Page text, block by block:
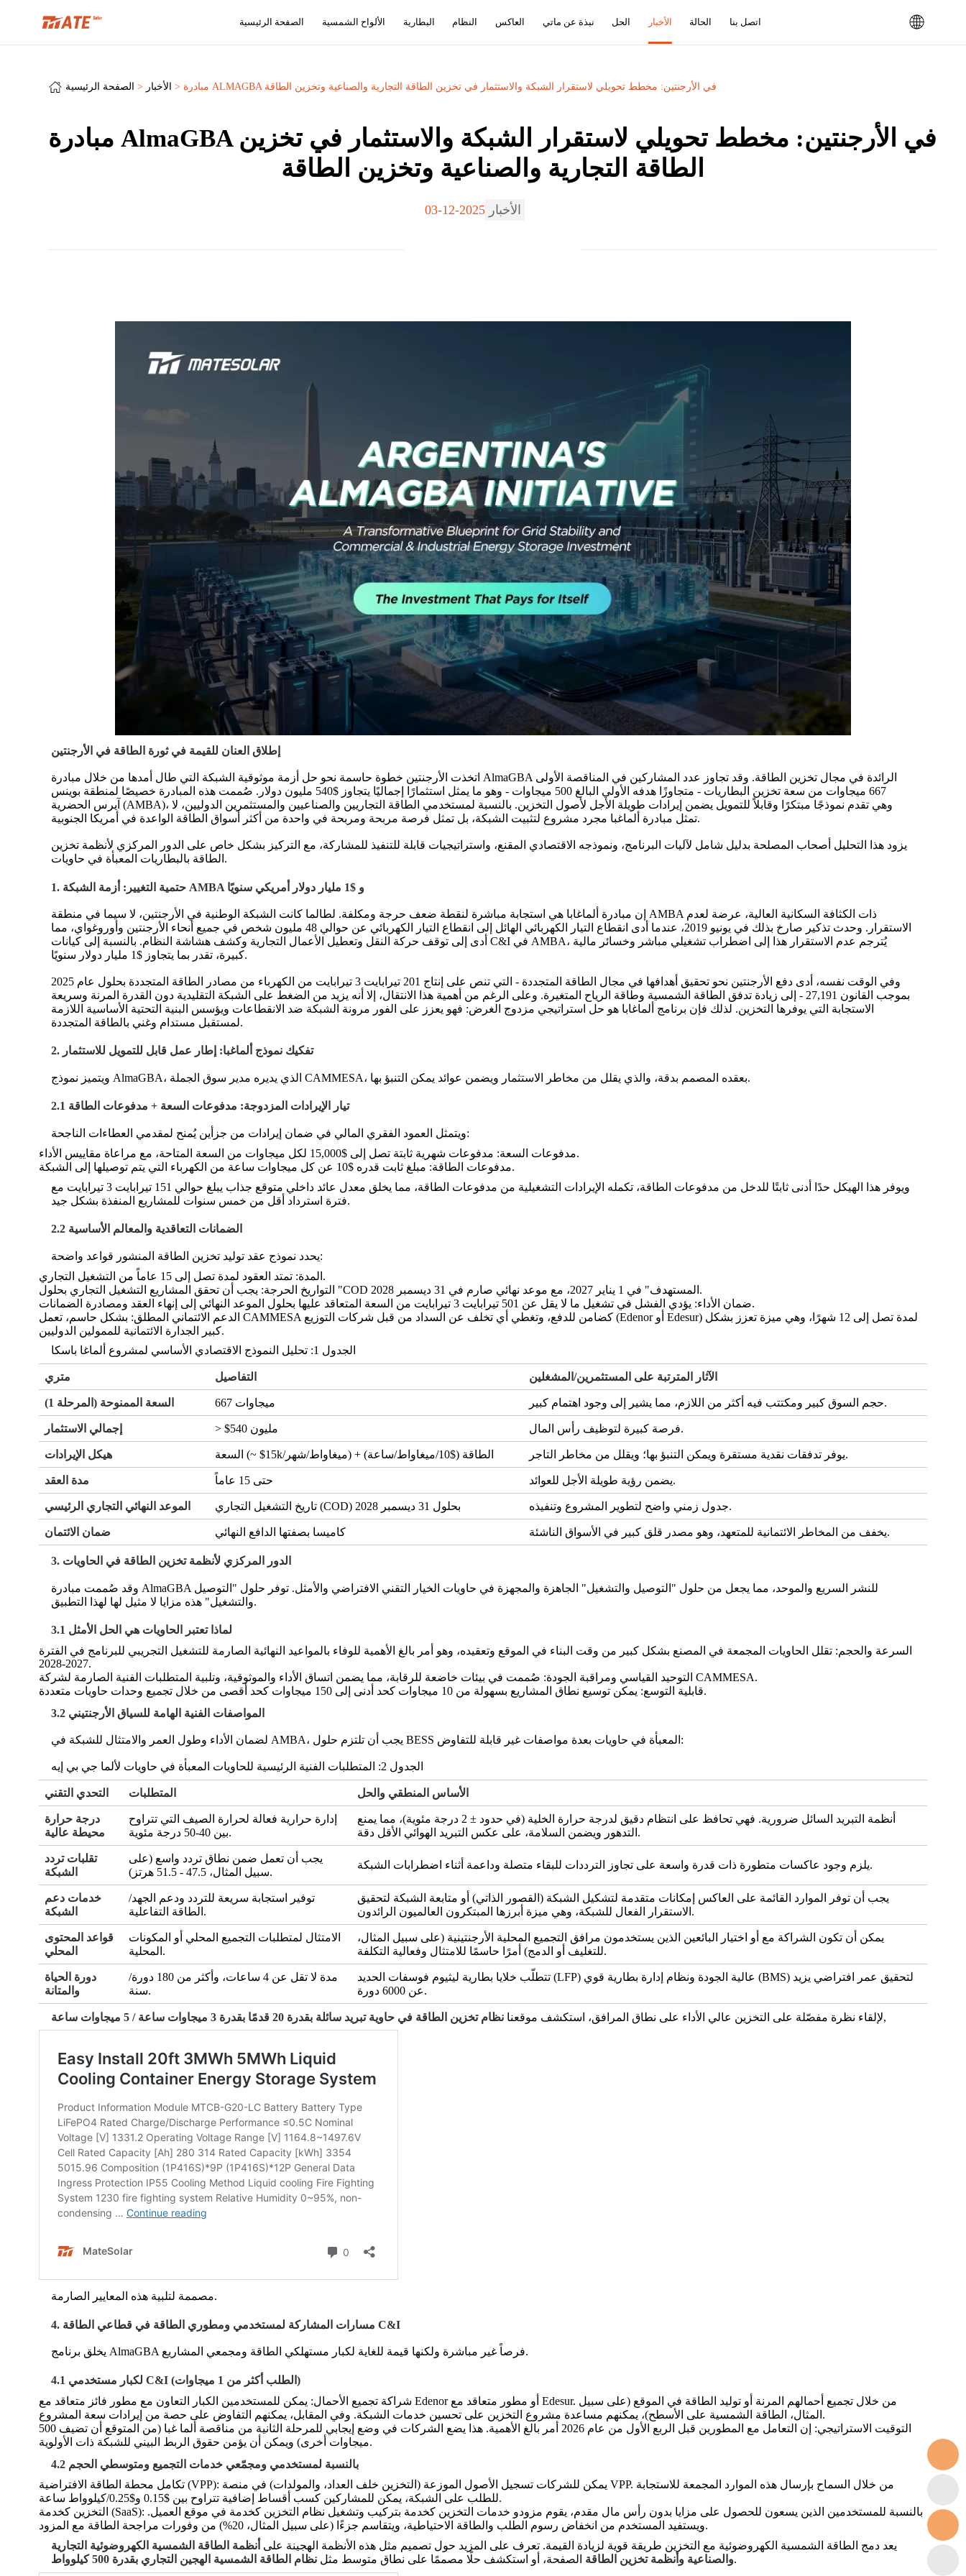
الصفحة الرئيسية الألواح الشمسية البطارية النظام العاكس نبذة عن ماتي الحل الأخبار الحالة اتصل بنا
الصفحة الرئيسية الأخبار مبادرة ALMAGBA في الأرجنتين: مخطط تحويلي لاستقرار الشبكة والاستثمار في تخزين الطاقة التجارية والصناعية وتخزين الطاقة
مبادرة AlmaGBA في الأرجنتين: مخطط تحويلي لاستقرار الشبكة والاستثمار في تخزين
الطاقة التجارية والصناعية وتخزين الطاقة
الأخبار 2025-12-03
إطلاق العنان للقيمة في ثورة الطاقة في الأرجنتين
اتخذت الأرجنتين خطوة حاسمة نحو حل أزمة موثوقية الشبكة التي طال أمدها من خلال مبادرة AlmaGBA الرائدة في مجال تخزين الطاقة. وقد تجاوز عدد المشاركين في المناقصة الأولى
667 ميجاوات من سعة تخزين البطاريات - متجاوزًا هدفه الأولي البالغ 500 ميجاوات - وهو ما يمثل استثمارًا إجماليًا يتجاوز $540 مليون دولار
. صُممت هذه المبادرة خصيصًا لمنطقة بوينس
آيرس الحضرية (AMBA)، وهي تقدم نموذجًا مبتكرًا وقابلاً للتمويل يضمن إيرادات طويلة الأجل لأصول التخزين. بالنسبة لمستخدمي الطاقة التجاريين والصناعيين والمستثمرين الدوليين، لا
تمثل مبادرة ألماغبا مجرد مشروع لتثبيت الشبكة، بل تمثل فرصة مربحة ومربحة في واحدة من أكثر أسواق الطاقة الواعدة في أمريكا الجنوبية.
يزود هذا التحليل أصحاب المصلحة بدليل شامل لآليات البرنامج، ونموذجه الاقتصادي المقنع، واستراتيجيات قابلة للتنفيذ للمشاركة، مع التركيز بشكل خاص على الدور المركزي لأنظمة تخزين
الطاقة بالبطاريات المعبأة في حاويات.
1. حتمية التغيير: أزمة الشبكة AMBA و $1 مليار دولار أمريكي سنويًا
إن مبادرة ألماغابا هي استجابة مباشرة لنقطة ضعف حرجة ومكلفة. لطالما كانت الشبكة الوطنية في الأرجنتين، لا سيما في منطقة AMBA ذات الكثافة السكانية العالية، عرضة لعدم
الاستقرار. وحدث تذكير صارخ بذلك في يونيو 2019، عندما أدى انقطاع التيار الكهربائي الهائل إلى انقطاع التيار الكهربائي عن حوالي 48 مليون شخص في جميع أنحاء الأرجنتين وأوروغواي، مما
أدى إلى توقف حركة النقل وتعطيل الأعمال التجارية وكشف هشاشة النظام. بالنسبة إلى كيانات C&I في AMBA، يُترجم عدم الاستقرار هذا إلى اضطراب تشغيلي مباشر وخسائر مالية
كبيرة، تقدر بما يتجاوز $1 مليار دولار سنويًا.
وفي الوقت نفسه، أدى دفع الأرجنتين نحو تحقيق أهدافها في مجال الطاقة المتجددة - التي تنص على إنتاج 201 تيرابايت 3 تيرابايت من الكهرباء من مصادر الطاقة المتجددة بحلول عام 2025
بموجب القانون 27,191 - إلى زيادة تدفق الطاقة الشمسية وطاقة الرياح المتغيرة
. وعلى الرغم من أهمية هذا الانتقال، إلا أنه يزيد من الضغط على الشبكة التقليدية دون القدرة المرنة وسريعة
الاستجابة التي يوفرها التخزين. لذلك فإن برنامج ألماغابا هو حل استراتيجي مزدوج الغرض: فهو يعزز على الفور مرونة الشبكة ضد الانقطاعات ويؤسس البنية التحتية الأساسية اللازمة
لمستقبل مستدام وغني بالطاقة المتجددة.
2. تفكيك نموذج ألماغبا: إطار عمل قابل للتمويل للاستثمار
ويتميز نموذج AlmaGBA، الذي يديره مدير سوق الجملة CAMMESA، بعقده المصمم بدقة، والذي يقلل من مخاطر الاستثمار ويضمن عوائد يمكن التنبؤ بها.
2.1 تيار الإيرادات المزدوجة: مدفوعات السعة + مدفوعات الطاقة
ويتمثل العمود الفقري المالي في ضمان إيرادات من جزأين يُمنح لمقدمي العطاءات الناجحة:
مدفوعات السعة: مدفوعات شهرية ثابتة تصل إلى $15,000 لكل ميجاوات من السعة المتاحة، مع مراعاة مقاييس الأداء.
مدفوعات الطاقة: مبلغ ثابت قدره $10 عن كل ميجاوات ساعة من الكهرباء التي يتم توصيلها إلى الشبكة.
ويوفر هذا الهيكل حدًا أدنى ثابتًا للدخل من مدفوعات الطاقة، تكمله الإيرادات التشغيلية من مدفوعات الطاقة، مما يخلق معدل عائد داخلي متوقع جذاب يبلغ حوالي 151 تيرابايت 3 تيرابايت مع
فترة استرداد أقل من خمس سنوات للمشاريع المنفذة بشكل جيد.
2.2 الضمانات التعاقدية والمعالم الأساسية
يحدد نموذج عقد توليد تخزين الطاقة المنشور قواعد واضحة:
المدة: تمتد العقود لمدة تصل إلى 15 عاماً من التشغيل التجاري.
التواريخ الحرجة: يجب أن تحقق المشاريع التشغيل التجاري بحلول "COD المستهدف" في 1 يناير 2027، مع موعد نهائي صارم في 31 ديسمبر 2028.
ضمان الأداء: يؤدي الفشل في تشغيل ما لا يقل عن 501 تيرابايت 3 تيرابايت من السعة المتعاقد عليها بحلول الموعد النهائي إلى إنهاء العقد ومصادرة الضمانات.
الدعم الائتماني المطلق: بشكل حاسم، تعمل CAMMESA كضامن للدفع، وتغطي أي تخلف عن السداد من قبل شركات التوزيع (Edenor أو Edesur) لمدة تصل إلى 12 شهرًا، وهي ميزة تعزز بشكل
كبير الجدارة الائتمانية للممولين الدوليين.
الجدول 1: تحليل النموذج الاقتصادي الأساسي لمشروع ألماغا باسكا
متري التفاصيل الآثار المترتبة على المستثمرين/المشغلين
السعة الممنوحة (المرحلة 1) 667 ميجاوات حجم السوق كبير ومكتتب فيه أكثر من اللازم، مما يشير إلى وجود اهتمام كبير.
إجمالي الاستثمار > $540 مليون فرصة كبيرة لتوظيف رأس المال.
هيكل الإيرادات السعة (~ $15k/ميغاواط/شهر) + الطاقة ($10/ميغاواط/ساعة) يوفر تدفقات نقدية مستقرة ويمكن التنبؤ بها؛ ويقلل من مخاطر التاجر.
مدة العقد حتى 15 عاماً يضمن رؤية طويلة الأجل للعوائد.
الموعد النهائي التجاري الرئيسي تاريخ التشغيل التجاري (COD) بحلول 31 ديسمبر 2028 جدول زمني واضح لتطوير المشروع وتنفيذه.
ضمان الائتمان كاميسا بصفتها الدافع النهائي يخفف من المخاطر الائتمانية للمتعهد، وهو مصدر قلق كبير في الأسواق الناشئة.
3. الدور المركزي لأنظمة تخزين الطاقة في الحاويات
وقد صُممت مبادرة AlmaGBA للنشر السريع والموحد، مما يجعل من حلول "التوصيل والتشغيل" الجاهزة والمجهزة في حاويات الخيار التقني الافتراضي والأمثل. توفر حلول "التوصيل
والتشغيل" هذه مزايا لا مثيل لها لهذا التطبيق.
3.1 لماذا تعتبر الحاويات هي الحل الأمثل
السرعة والحجم: تقلل الحاويات المجمعة في المصنع بشكل كبير من وقت البناء في الموقع وتعقيده، وهو أمر بالغ الأهمية للوفاء بالمواعيد النهائية الصارمة للتشغيل التجريبي للبرنامج في الفترة
2027-2028.
التوحيد القياسي ومراقبة الجودة: صُممت في بيئات خاضعة للرقابة، مما يضمن اتساق الأداء والموثوقية، وتلبية المتطلبات الفنية الصارمة لشركة CAMMESA.
قابلية التوسع: يمكن توسيع نطاق المشاريع بسهولة من 10 ميجاوات كحد أدنى إلى 150 ميجاوات كحد أقصى من خلال تجميع وحدات حاويات متعددة.
3.2 المواصفات الفنية الهامة للسياق الأرجنتيني
لضمان الأداء وطول العمر والامتثال للشبكة في AMBA، يجب أن تلتزم حلول BESS المعبأة في حاويات بعدة مواصفات غير قابلة للتفاوض:
الجدول 2: المتطلبات الفنية الرئيسية للحاويات المعبأة في حاويات لألما جي بي إيه
التحدي التقني المتطلبات الأساس المنطقي والحل
درجة حرارة
محيطة عالية
إدارة حرارية فعالة لحرارة الصيف التي تتراوح
بين 40-50 درجة مئوية.
أنظمة التبريد السائل ضرورية. فهي تحافظ على انتظام دقيق لدرجة حرارة الخلية (في حدود ± 2 درجة مئوية)، مما يمنع
التدهور ويضمن السلامة، على عكس التبريد الهوائي الأقل دقة.
تقلبات تردد
الشبكة
يجب أن تعمل ضمن نطاق تردد واسع (على
سبيل المثال، 47.5 - 51.5 هرتز).
يلزم وجود عاكسات متطورة ذات قدرة واسعة على تجاوز الترددات للبقاء متصلة وداعمة أثناء اضطرابات الشبكة.
خدمات دعم
الشبكة
توفير استجابة سريعة للتردد ودعم الجهد/
الطاقة التفاعلية.
يجب أن توفر الموارد القائمة على العاكس إمكانات متقدمة لتشكيل الشبكة (القصور الذاتي) أو متابعة الشبكة لتحقيق
الاستقرار الفعال للشبكة، وهي ميزة أبرزها المبتكرون العالميون الرائدون .
قواعد المحتوى
المحلي
الامتثال لمتطلبات التجميع المحلي أو المكونات
المحلية.
يمكن أن تكون الشراكة مع أو اختيار البائعين الذين يستخدمون مرافق التجميع المحلية الأرجنتينية (على سبيل المثال،
للتغليف أو الدمج) أمرًا حاسمًا للامتثال وفعالية التكلفة.
دورة الحياة
والمتانة
مدة لا تقل عن 4 ساعات، وأكثر من 180 دورة/
سنة.
تتطلّب خلايا بطارية ليثيوم فوسفات الحديد (LFP) عالية الجودة ونظام إدارة بطارية قوي (BMS) لتحقيق عمر افتراضي يزيد
عن 6000 دورة.
لإلقاء نظرة مفصّلة على التخزين عالي الأداء على نطاق المرافق، استكشف موقعنا نظام تخزين الطاقة في حاوية تبريد سائلة بقدرة 20 قدمًا بقدرة 3 ميجاوات ساعة / 5 ميجاوات ساعة ,
مصممة لتلبية هذه المعايير الصارمة.
4. مسارات المشاركة لمستخدمي ومطوري الطاقة في قطاعي الطاقة C&I
يخلق برنامج AlmaGBA فرصاً غير مباشرة ولكنها قيمة للغاية لكبار مستهلكي الطاقة ومجمعي المشاريع.
4.1 لكبار مستخدمي C&I (الطلب أكثر من 1 ميجاوات)
شراكة تجميع الأحمال: يمكن للمستخدمين الكبار التعاون مع مطور فائز متعاقد مع Edenor أو مطور متعاقد مع Edesur. من خلال تجميع أحمالهم المرنة أو توليد الطاقة في الموقع (على سبيل
المثال، الطاقة الشمسية على الأسطح)، يمكنهم مساعدة مشروع التخزين على تحسين خدمات الشبكة. وفي المقابل، يمكنهم التفاوض على حصة من إيرادات سعة المشروع.
التوقيت الاستراتيجي: إن التعامل مع المطورين قبل الربع الأول من عام 2026 أمر بالغ الأهمية. هذا يضع الشركات في وضع إيجابي للمرحلة الثانية من مناقصة ألما غبا (من المتوقع أن تضيف 500
ميجاوات أخرى) ويمكن أن يؤمن حقوق الربط البيني للشبكة ذات الأولوية.
4.2 بالنسبة لمستخدمي ومجمّعي خدمات التجميع ومتوسطي الحجم
تكامل محطة الطاقة الافتراضية (VPP): يمكن للشركات تسجيل الأصول الموزعة (التخزين خلف العداد، والمولدات) في منصة VPP. من خلال السماح بإرسال هذه الموارد المجمعة للاستجابة
للطلب على الشبكة، يمكن للمشاركين كسب أقساط إضافية تتراوح بين $0.15 و$0.25/كيلوواط ساعة.
التخزين كخدمة (SaaS): بالنسبة للمستخدمين الذين يسعون للحصول على مزايا بدون رأس مال مقدم، يقوم مزودو خدمات التخزين كخدمة بتركيب وتشغيل نظام التخزين كخدمة في موقع العميل.
ويستفيد المستخدم من انخفاض رسوم الطلب والطاقة الاحتياطية، ويتقاسم جزءًا (على سبيل المثال، 20%) من وفورات مراجحة الطاقة مع المزود.
يعد دمج الطاقة الشمسية الكهروضوئية مع التخزين طريقة قوية لزيادة القيمة. تعرف على المزيد حول تصميم مثل هذه الأنظمة الهجينة على أنظمة الطاقة الشمسية الكهروضوئية التجارية
والصناعية وأنظمة تخزين الطاقة الصفحة، أو استكشف حلًا مصممًا على نطاق متوسط مثل نظام الطاقة الشمسية الهجين التجاري بقدرة 500 كيلوواط .